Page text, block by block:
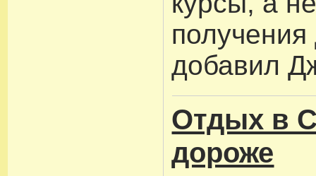
добавил
Отдых в
дороже